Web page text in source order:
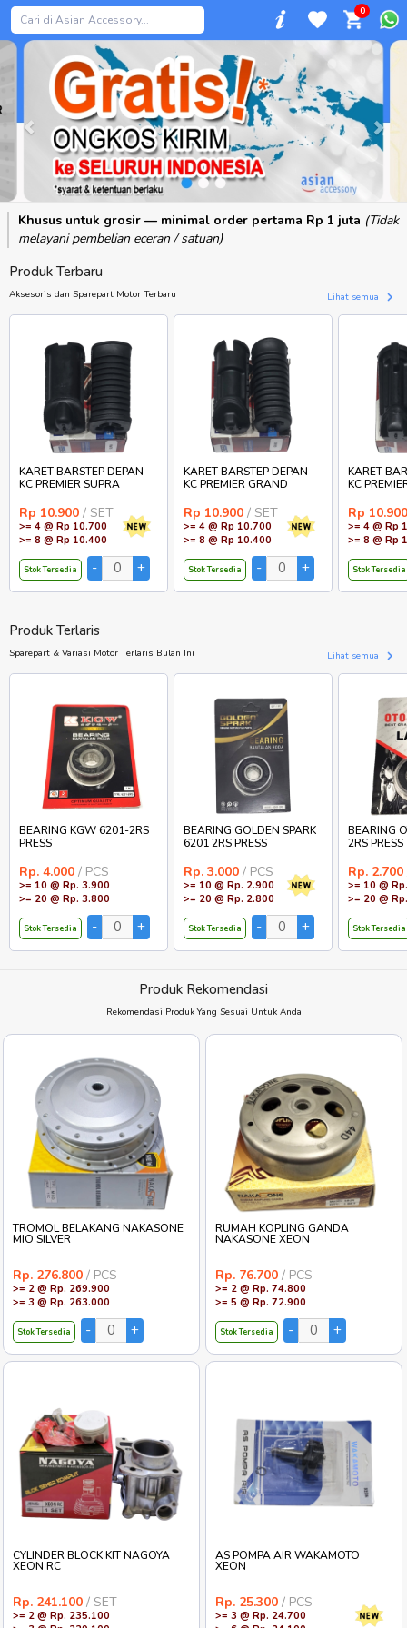
0
Khusus untuk grosir — minimal order pertama Rp 1 juta (Tidak
melayani pembelian eceran / satuan)
Produk Terbaru
Aksesoris dan Sparepart Motor Terbaru Lihat semua
KARET BARSTEP DEPAN
KC PREMIER SUPRA
Rp 10.900 / SET
>= 4 @ Rp 10.700
>= 8 @ Rp 10.400
Stok Tersedia
KARET BARSTEP DEPAN
KC PREMIER GRAND
Rp 10.900 / SET
>= 4 @ Rp 10.700
>= 8 @ Rp 10.400
Stok Tersedia
KARET
KC
Rp 10.900
>= 4 @ Rp
>= 8 @ Rp
Stok Tersedia
Produk Terlaris
Sparepart & Variasi Motor Terlaris Bulan Ini Lihat semua
BEARING KGW 6201-2RS
PRESS
Rp. 4.000 / PCS
>= 10 @ Rp. 3.900
>= 20 @ Rp. 3.800
Stok Tersedia
BEARING GOLDEN SPARK
6201 2RS PRESS
Rp. 3.000 / PCS
>= 10 @ Rp. 2.900
>= 20 @ Rp. 2.800
Stok Tersedia
BEARING
2RS PRESS
Rp. 2.700
>= 10 @
>= 20 @
Stok Tersedia
Produk Rekomendasi
Rekomendasi Produk Yang Sesuai Untuk Anda
TROMOL BELAKANG NAKASONE
MIO SILVER
Rp. 276.800 / PCS
>= 2 @ Rp. 269.900
>= 3 @ Rp. 263.000
Stok Tersedia
RUMAH KOPLING GANDA
NAKASONE XEON
Rp. 76.700 / PCS
>= 2 @ Rp. 74.800
>= 5 @ Rp. 72.900
Stok Tersedia
CYLINDER BLOCK KIT NAGOYA
XEON RC
Rp. 241.100 / SET
>= 2 @ Rp. 235.100
AS POMPA AIR WAKAMOTO
XEON
Rp. 25.300 / PCS
>= 3 @ Rp. 24.700